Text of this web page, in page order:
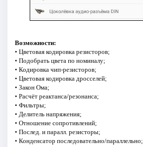
Возможности:
• Цветовая кодировка резисторов;
• Подобрать цвета по номиналу;
• Кодировка чип-резисторов;
• Цветовая кодировка дросселей;
• Закон Ома;
• Расчёт реактанса/резонанса;
• Фильтры;
• Делитель напряжения;
• Отношение сопротивлений;
• Послед. и паралл. резисторы;
• Конденсатор последовательно/параллельно;